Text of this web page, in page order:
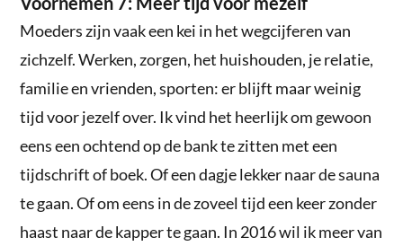
Moeders zijn vaak een kei in het wegcijferen van
zichzelf. Werken, zorgen, het huishouden, je relatie,
familie en vrienden, sporten: er blijft maar weinig
tijd voor jezelf over. Ik vind het heerlijk om gewoon
eens een ochtend op de bank te zitten met een
tijdschrift of boek. Of een dagje lekker naar de sauna
te gaan. Of om eens in de zoveel tijd een keer zonder
haast naar de kapper te gaan. In 2016 wil ik meer van